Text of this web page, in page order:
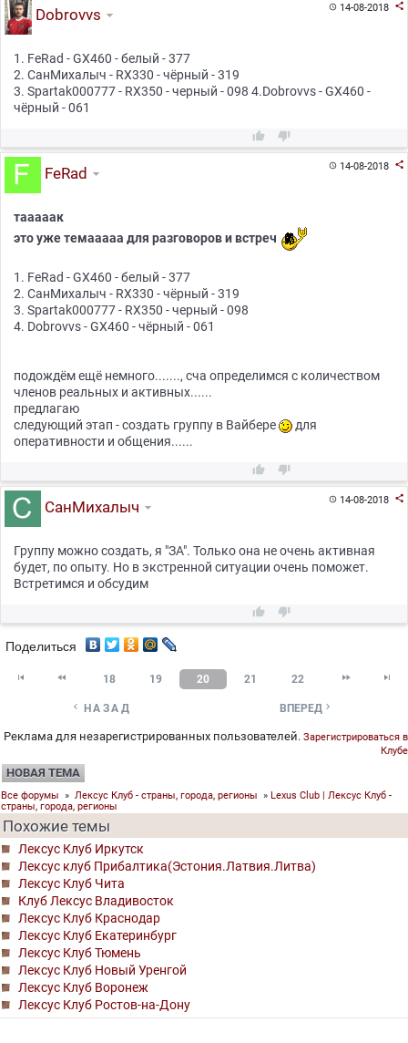
14-08-2018 
Dobrovvs
1. FeRad - GX460 - белый - 377
2. СанМихалыч - RX330 - чёрный - 319
3. Spartak000777 - RX350 - черный - 098 4.Dobrovvs - GX460 -
чёрный - 061
 
14-08-2018 
FeRad
тааааак
это уже темааааа для разговоров и встреч
1. FeRad - GX460 - белый - 377
2. СанМихалыч - RX330 - чёрный - 319
3. Spartak000777 - RX350 - черный - 098
4. Dobrovvs - GX460 - чёрный - 061
подождём ещё немного......., сча определимся с количеством
членов реальных и активных......
предлагаю
следующий этап - создать группу в Вайбере
для
оперативности и общения......
 
14-08-2018 
СанМихалыч
Группу можно создать, я "ЗА". Только она не очень активная
будет, по опыту. Но в экстренной ситуации очень поможет.
Встретимся и обсудим
 
Поделиться
  18 19 20 21 22  
 НАЗАД ВПЕРЕД 
Реклама для незарегистрированных пользователей. Зарегистрироваться в
Клубе
НОВАЯ ТЕМА
Все форумы » Лексус Клуб - страны, города, регионы » Lexus Club | Лексус Клуб -
страны, города, регионы
Похожие темы
Лексус Клуб Иркутск
Лексус клуб Прибалтика(Эстония.Латвия.Литва)
Лексус Клуб Чита
Клуб Лексус Владивосток
Лексус Клуб Краснодар
Лексус Клуб Екатеринбург
Лексус Клуб Тюмень
Лексус Клуб Новый Уренгой
Лексус Клуб Воронеж
Лексус Клуб Ростов-на-Дону